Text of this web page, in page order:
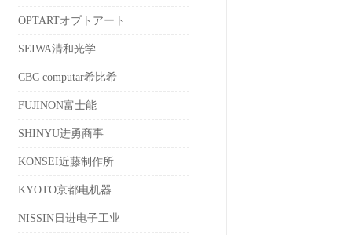
OPTARTオプトアート
SEIWA清和光学
CBC computar希比希
FUJINON富士能
SHINYU进勇商事
KONSEI近藤制作所
KYOTO京都电机器
NISSIN日进电子工业